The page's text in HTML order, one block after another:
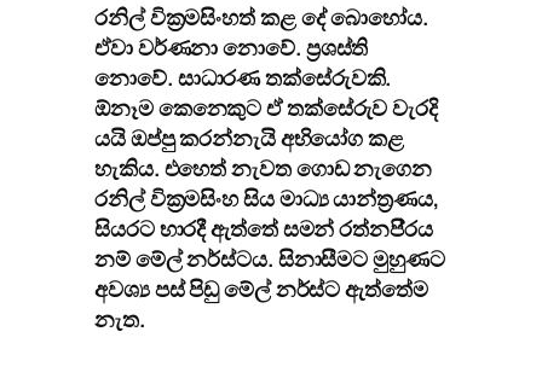
රනිල් වික‍්‍රමසිංහත් කළ දේ බොහෝය.
ඒවා වර්ණනා නොවේ. ප‍්‍රශස්ති
නොවේ. සාධාරණ තක්සේරුවකි.
ඕනෑම කෙනෙකුට ඒ තක්සේරුව වැරදි
යයි ඔප්පු කරන්නැයි අභියෝග කළ
හැකිය. එහෙත් නැවත ගොඩ නැගෙන
රනිල් වික‍්‍රමසිංහ සිය මාධ්‍ය යාන්ත‍්‍රණය,
සියරට භාරදී ඇත්තේ සමන් රත්නපි‍්‍රය
නම් මේල් නර්ස්ටය. සිනාසීමට මුහුණට
අවශ්‍ය පස් පිඩු මේල් නර්ස්ට ඇත්තේම
නැත.